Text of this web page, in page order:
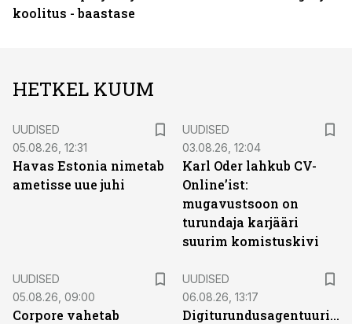
koolitus - baastase
HETKEL KUUM
UUDISED
05.08.26, 12:31
Havas Estonia nimetab
ametisse uue juhi
UUDISED
03.08.26, 12:04
Karl Oder lahkub CV-
Online’ist:
mugavustsoon on
turundaja karjääri
suurim komistuskivi
UUDISED
05.08.26, 09:00
Corpore vahetab
UUDISED
06.08.26, 13:17
Digiturundusagentuuride